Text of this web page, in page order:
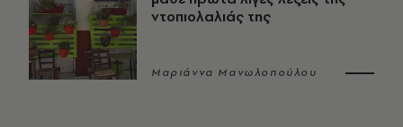
ντοπιολαλιάς της
Μαριάννα Μανωλοπούλου